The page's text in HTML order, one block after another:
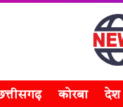
कोरबा देश